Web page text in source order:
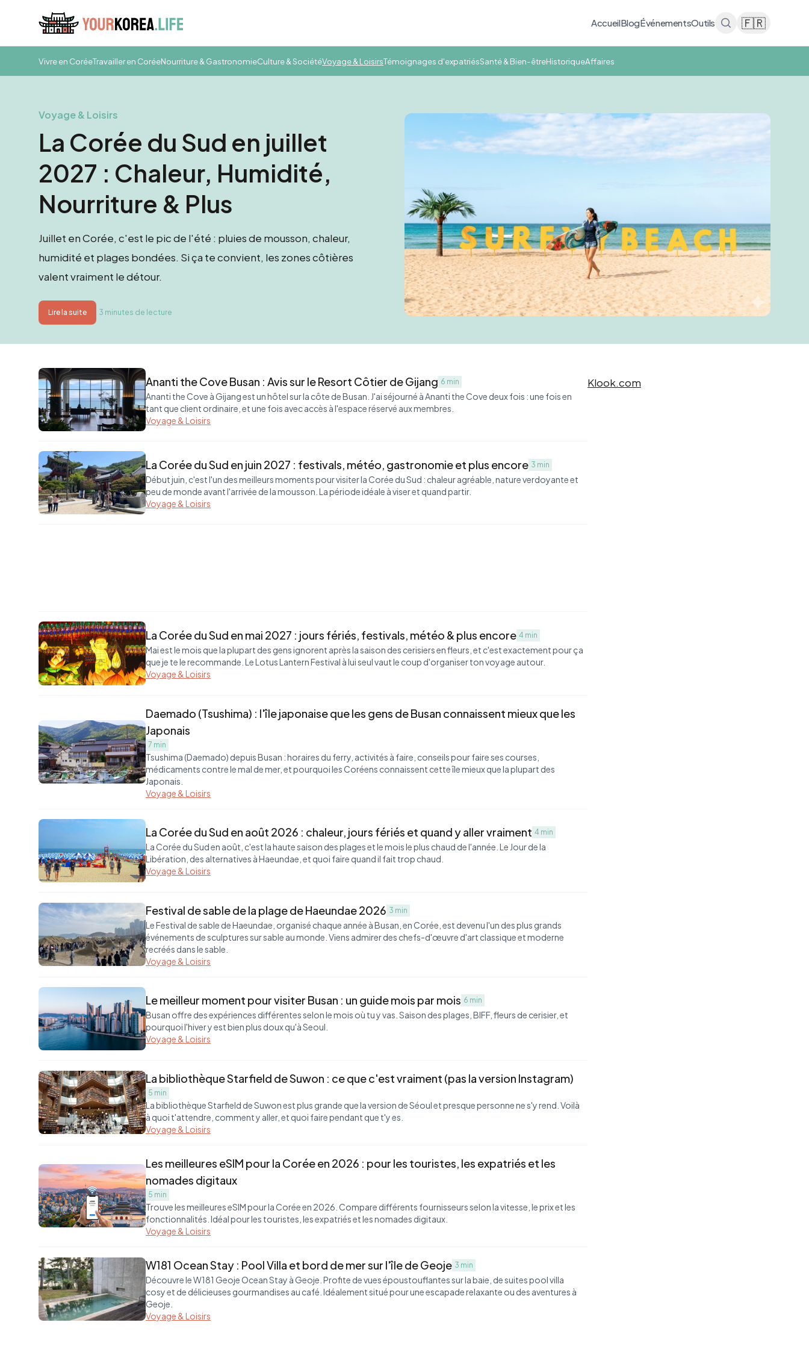
AccueilBlogÉvénementsOutils 🇫🇷
Vivre en CoréeTravailler en CoréeNourriture & GastronomieCulture & SociétéVoyage & LoisirsTémoignages d'expatriésSanté & Bien-êtreHistoriqueAffaires
Voyage & Loisirs
La Corée du Sud en juillet
2027 : Chaleur, Humidité,
Nourriture & Plus
Juillet en Corée, c'est le pic de l'été : pluies de mousson, chaleur,
humidité et plages bondées. Si ça te convient, les zones côtières
valent vraiment le détour.
Lire la suite 3 minutes de lecture
Ananti the Cove Busan : Avis sur le Resort Côtier de Gijang 6 min
Ananti the Cove à Gijang est un hôtel sur la côte de Busan. J'ai séjourné à Ananti the Cove deux fois : une fois en
tant que client ordinaire, et une fois avec accès à l'espace réservé aux membres.
Voyage & Loisirs
La Corée du Sud en juin 2027 : festivals, météo, gastronomie et plus encore 3 min
Début juin, c'est l'un des meilleurs moments pour visiter la Corée du Sud : chaleur agréable, nature verdoyante et
peu de monde avant l'arrivée de la mousson. La période idéale à viser et quand partir.
Voyage & Loisirs
La Corée du Sud en mai 2027 : jours fériés, festivals, météo & plus encore 4 min
Mai est le mois que la plupart des gens ignorent après la saison des cerisiers en fleurs, et c'est exactement pour ça
que je te le recommande. Le Lotus Lantern Festival à lui seul vaut le coup d'organiser ton voyage autour.
Voyage & Loisirs
Daemado (Tsushima) : l'île japonaise que les gens de Busan connaissent mieux que les
Japonais
7 min
Tsushima (Daemado) depuis Busan : horaires du ferry, activités à faire, conseils pour faire ses courses,
médicaments contre le mal de mer, et pourquoi les Coréens connaissent cette île mieux que la plupart des
Japonais.
Voyage & Loisirs
La Corée du Sud en août 2026 : chaleur, jours fériés et quand y aller vraiment 4 min
La Corée du Sud en août, c'est la haute saison des plages et le mois le plus chaud de l'année. Le Jour de la
Libération, des alternatives à Haeundae, et quoi faire quand il fait trop chaud.
Voyage & Loisirs
Festival de sable de la plage de Haeundae 2026 3 min
Le Festival de sable de Haeundae, organisé chaque année à Busan, en Corée, est devenu l'un des plus grands
événements de sculptures sur sable au monde. Viens admirer des chefs-d'œuvre d'art classique et moderne
recréés dans le sable.
Voyage & Loisirs
Le meilleur moment pour visiter Busan : un guide mois par mois 6 min
Busan offre des expériences différentes selon le mois où tu y vas. Saison des plages, BIFF, fleurs de cerisier, et
pourquoi l'hiver y est bien plus doux qu'à Seoul.
Voyage & Loisirs
La bibliothèque Starfield de Suwon : ce que c'est vraiment (pas la version Instagram)
5 min
La bibliothèque Starfield de Suwon est plus grande que la version de Séoul et presque personne ne s'y rend. Voilà
à quoi t'attendre, comment y aller, et quoi faire pendant que t'y es.
Voyage & Loisirs
Les meilleures eSIM pour la Corée en 2026 : pour les touristes, les expatriés et les
nomades digitaux
5 min
Trouve les meilleures eSIM pour la Corée en 2026. Compare différents fournisseurs selon la vitesse, le prix et les
fonctionnalités. Idéal pour les touristes, les expatriés et les nomades digitaux.
Voyage & Loisirs
W181 Ocean Stay : Pool Villa et bord de mer sur l'île de Geoje 3 min
Découvre le W181 Geoje Ocean Stay à Geoje. Profite de vues époustouflantes sur la baie, de suites pool villa
cosy et de délicieuses gourmandises au café. Idéalement situé pour une escapade relaxante ou des aventures à
Geoje.
Voyage & Loisirs
Klook.com